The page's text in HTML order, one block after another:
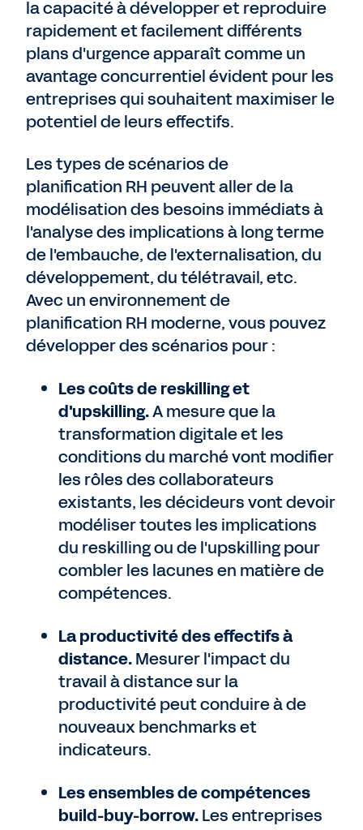
la capacité à développer et reproduire
rapidement et facilement différents
plans d'urgence apparaît comme un
avantage concurrentiel évident pour les
entreprises qui souhaitent maximiser le
potentiel de leurs effectifs.
Les types de scénarios de
planification RH peuvent aller de la
modélisation des besoins immédiats à
l'analyse des implications à long terme
de l'embauche, de l'externalisation, du
développement, du télétravail, etc.
Avec un environnement de
planification RH moderne, vous pouvez
développer des scénarios pour :
Les coûts de reskilling et
d'upskilling.A mesure que la
transformation digitale et les
conditions du marché vont modifier
les rôles des collaborateurs
existants, les décideurs vont devoir
modéliser toutes les implications
du reskilling ou de l'upskilling pour
combler les lacunes en matière de
compétences.
La productivité des effectifs à
distance.Mesurer l'impact du
travail à distance sur la
productivité peut conduire à de
nouveaux benchmarks et
indicateurs.
Les ensembles de compétences
build-buy-borrow.Les entreprises